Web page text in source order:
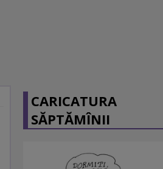
CARICATURA
SĂPTĂMÎNII